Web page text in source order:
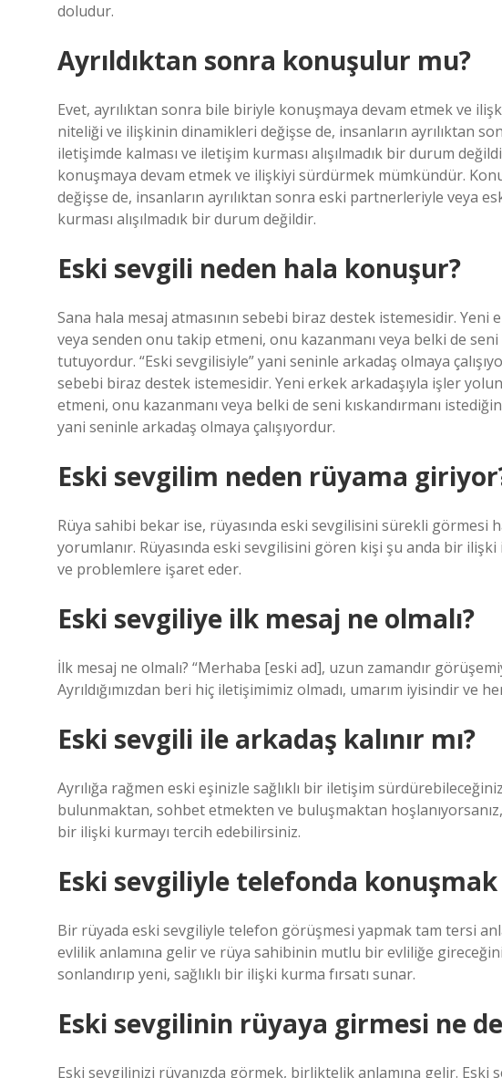
doludur.
Ayrıldıktan sonra konuşulur mu?
Evet, ayrılıktan sonra bile biriyle konuşmaya devam etmek ve
niteliği ve ilişkinin dinamikleri değişse de, insanların ayrılıktan
iletişimde kalması ve iletişim kurması alışılmadık bir durum
konuşmaya devam etmek ve ilişkiyi sürdürmek mümkündür.
değişse de, insanların ayrılıktan sonra eski partnerleriyle veya
kurması alışılmadık bir durum değildir.
Eski sevgili neden hala konuşur?
Sana hala mesaj atmasının sebebi biraz destek istemesidir.
veya senden onu takip etmeni, onu kazanmanı veya belki de seni
tutuyordur. “Eski sevgilisiyle” yani seninle arkadaş olmaya
sebebi biraz destek istemesidir. Yeni erkek arkadaşıyla işler
etmeni, onu kazanmanı veya belki de seni kıskandırmanı
yani seninle arkadaş olmaya çalışıyordur.
Eski sevgilim neden rüyama
Rüya sahibi bekar ise, rüyasında eski sevgilisini sürekli görmesi
yorumlanır. Rüyasında eski sevgilisini gören kişi şu anda bir
ve problemlere işaret eder.
Eski sevgiliye ilk mesaj ne olmalı?
İlk mesaj ne olmalı? “Merhaba [eski ad], uzun zamandır
Ayrıldığımızdan beri hiç iletişimimiz olmadı, umarım iyisindir ve
Eski sevgili ile arkadaş kalınır mı?
Ayrılığa rağmen eski eşinizle sağlıklı bir iletişim
bulunmaktan, sohbet etmekten ve buluşmaktan
bir ilişki kurmayı tercih edebilirsiniz.
Eski sevgiliyle telefonda
Bir rüyada eski sevgiliyle telefon görüşmesi yapmak tam tersi
evlilik anlamına gelir ve rüya sahibinin mutlu bir evliliğe
sonlandırıp yeni, sağlıklı bir ilişki kurma fırsatı sunar.
Eski sevgilinin rüyaya girmesi ne
Eski sevgilinizi rüyanızda görmek, birliktelik anlamına gelir. Eski